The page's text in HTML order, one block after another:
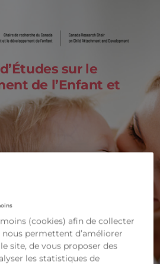
sur le
de l’Enfant et
(cookies) afin de collecter
permettent d’améliorer
site, de vous proposer des
les statistiques de